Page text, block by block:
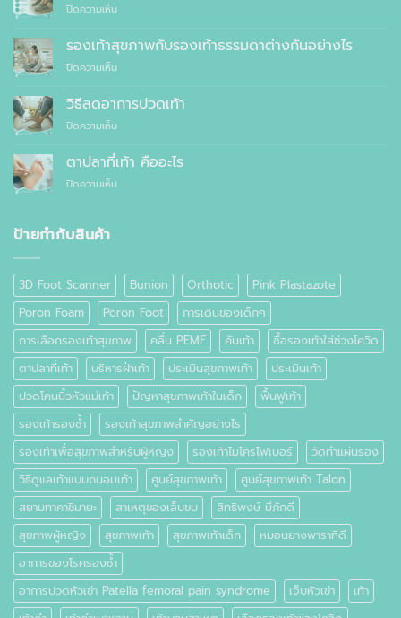
คุณ
สั่ง
ตัด
รองเท้า
สุขภาพ
สำเร็จรูป
ทั่วไป
ปิดความเห็นบน
สูง
อายุ
ควร
รองเท้า
ไหน
รองเท้าสุขภาพกับรองเท้าธรรมดาต่างกันอย่างไร
ปิดความเห็นบน
สุขภาพ
กับ
รองเท้า
ต่าง
อย่างไร
วิธีลดอาการปวดเท้า
ปิดความเห็นบน
ลด
อาการ
ปวด
ตาปลาที่เท้า คืออะไร
ปิดความเห็นบน
ป้ายกำกับสินค้า
3D Foot Scanner Bunion Orthotic
Pink Plastazote
Poron Foam
Poron Foot
การเดินของเด็กๆ
การเลือกรองเท้าสุขภาพ
คลื่น PEMF คันเท้า
ซื้อรองเท้าใส่ช่วงโควิด
ตาปลาที่เท้า
บริหารฝ่าเท้า ประเมินสุขภาพเท้า
ประเมินเท้า
ปวดโคนนิ้วหัวแม่เท้า
ปัญหาสุขภาพเท้าในเด็ก
ฟื้นฟูเท้า
รองเท้ารองช้ำ
รองเท้าสุขภาพสำคัญอย่างไร
รองเท้าเพื่อสุขภาพสำหรับผู้หญิง
รองเท้าไมโครไฟเบอร์
วัดทำแผ่นรอง
วิธีดูแลเท้าแบบถนอมเท้า
ศูนย์สุขภาพเท้า
ศูนย์สุขภาพเท้า Talon
สยามทาคาชิมายะ
สาเหตุของเล็บขบ
สิทธิพงษ์ มีภักดี
สุขภาพผู้หญิง
สุขภาพเท้า สุขภาพเท้าเด็ก
หมอนยางพาราที่ดี
อาการของโรครองช้ำ
อาการปวดหัวเข่า Patella femoral pain syndrome
เจ็บหัวเข่า
เท้า